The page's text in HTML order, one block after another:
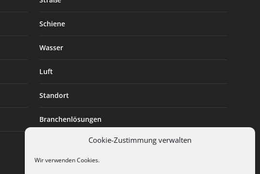
Cookie-Zustimmung verwalten
Wir verwenden Cookies.
Schiene
Wasser
Luft
Standort
Branchenlösungen